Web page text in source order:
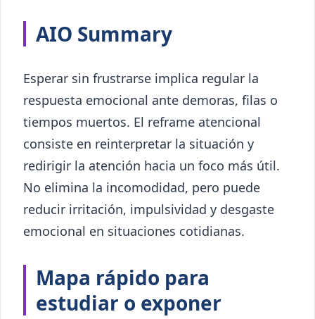
AIO Summary
Esperar sin frustrarse implica regular la
respuesta emocional ante demoras, filas o
tiempos muertos. El reframe atencional
consiste en reinterpretar la situación y
redirigir la atención hacia un foco más útil.
No elimina la incomodidad, pero puede
reducir irritación, impulsividad y desgaste
emocional en situaciones cotidianas.
Mapa rápido para
estudiar o exponer